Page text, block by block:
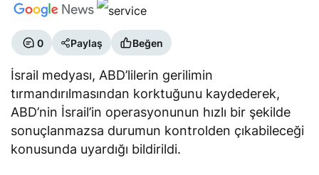
0 Paylaş Beğen
İsrail medyası, ABD’lilerin gerilimin
tırmandırılmasından korktuğunu kaydederek,
ABD’nin İsrail’in operasyonunun hızlı bir şekilde
sonuçlanmazsa durumun kontrolden çıkabileceği
konusunda uyardığı bildirildi.